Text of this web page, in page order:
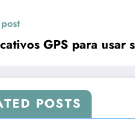
GPS para usar
POSTS